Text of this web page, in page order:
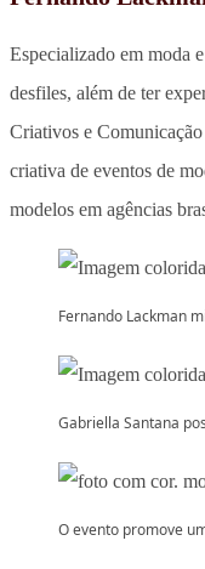
Especializado em moda
desfiles, além de ter
Criativos e
criativa de eventos de
modelos em agências
Fernando Lackman
Gabriella Santana
O evento promove